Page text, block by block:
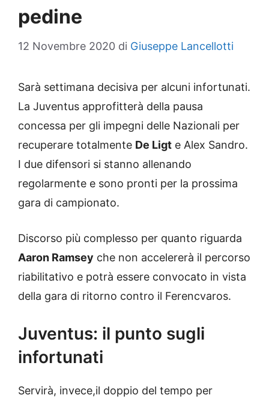
pedine
12 Novembre 2020 di Giuseppe Lancellotti
Sarà settimana decisiva per alcuni infortunati.
La Juventus approfitterà della pausa
concessa per gli impegni delle Nazionali per
recuperare totalmente De Ligt e Alex Sandro.
I due difensori si stanno allenando
regolarmente e sono pronti per la prossima
gara di campionato.
Discorso più complesso per quanto riguarda
Aaron Ramsey che non accelererà il percorso
riabilitativo e potrà essere convocato in vista
della gara di ritorno contro il Ferencvaros.
Juventus: il punto sugli
infortunati
Servirà, invece,il doppio del tempo per